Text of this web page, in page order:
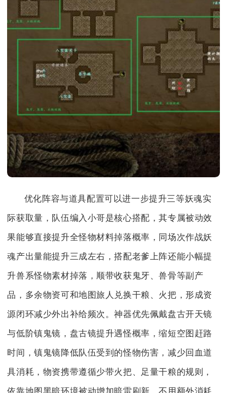
优化阵容与道具配置可以进一步提升三等妖魂实
际获取量，队伍编入小哥是核心搭配，其专属被动效
果能够直接提升全怪物材料掉落概率，同场次作战妖
魂产出量能提升三成左右，搭配老爹上阵还能小幅提
升兽系怪物素材掉落，顺带收获鬼牙、兽骨等副产
品，多余物资可和地图旅人兑换干粮、火把，形成资
源闭环减少外出补给频次。神器优先佩戴盘古开天镜
与低阶镇鬼镜，盘古镜提升遇怪概率，缩短空图赶路
时间，镇鬼镜降低队伍受到的怪物伤害，减少回血道
具消耗，物资携带遵循少带火把、足量干粮的规则，